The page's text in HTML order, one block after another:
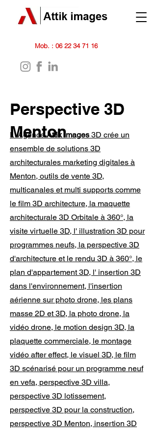
Mob. : 06 22 34 71 16
L' AgenceAttik images 3D crée un
ensemble de solutions 3D
architecturales marketing digitales à
Menton, outils de vente 3D,
multicanales et multi supports comme
le film 3D architecture, la maquette
architecturale 3D Orbitale à 360°, la
visite virtuelle 3D, l' illustration 3D pour
programmes neufs, la perspective 3D
d'architecture et le rendu 3D à 360°, le
plan d'appartement 3D, l' insertion 3D
dans l'environnement, l'insertion
aérienne sur photo drone, les plans
masse 2D et 3D, la photo drone, la
vidéo drone, le motion design 3D, la
plaquette commerciale, le montage
vidéo after effect, le visuel 3D, le film
3D scénarisé pour un programme neuf
en vefa, perspective 3D villa,
perspective 3D lotissement,
perspective 3D pour la construction,
perspective 3D Menton, insertion 3D
Perspective 3D
Menton